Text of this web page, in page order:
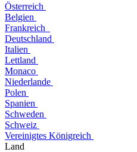
Österreich
Belgien
Frankreich
Deutschland
Italien
Lettland
Monaco
Niederlande
Polen
Spanien
Schweden
Schweiz
Vereinigtes Königreich
Land